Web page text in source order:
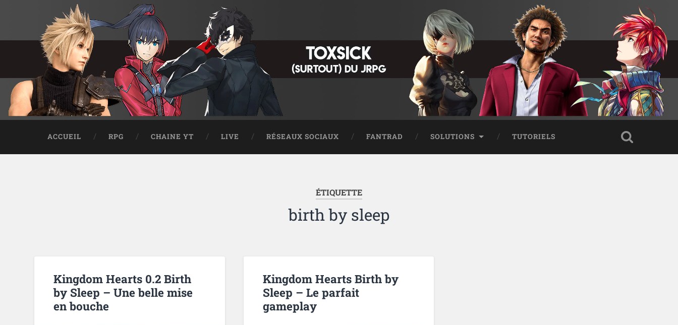
ACCUEIL RPG CHAINE YT LIVE RÉSEAUX SOCIAUX FANTRAD SOLUTIONS TUTORIELS
ÉTIQUETTE
birth by sleep
Kingdom Hearts 0.2 Birth
by Sleep – Une belle mise
en bouche
Kingdom Hearts Birth by
Sleep – Le parfait
gameplay